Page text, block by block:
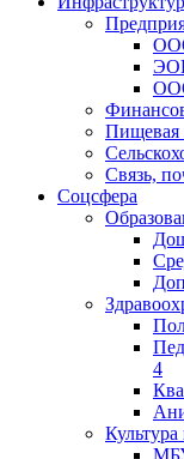
Пищевая
Связь,
Соцсфера
4
Культура